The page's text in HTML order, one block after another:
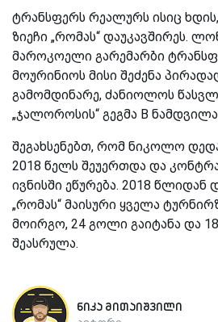
ტრანსფერს რეალურს ისიც
ზიეჩი „რომას“ დაუკავშირეს.
მაროკოელი გარემარბი
მოურინიოს მისი შეძენა
გამომდინარე, ძანიოლოს
„ჯალოროსის“ გეგმა B
შეგახსენებთ, რომ ნიკოლო
2018 წელს შეუერთდა და
ივნისში ეწურება. 2018
„რომას“ მაისური ყველა
მოირგო, 24 გოლი გაიტანა და
შეასრულა.
ნიკა მითაიშვილი